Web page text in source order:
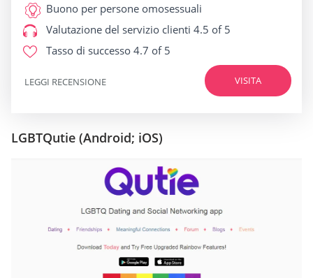
Buono per persone omosessuali
Valutazione del servizio clienti 4.5 of 5
Tasso di successo 4.7 of 5
VISITA
LEGGI RECENSIONE
LGBTQutie (Android; iOS)